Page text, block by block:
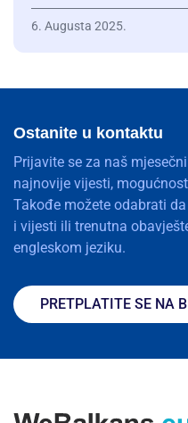
6. Augusta 2025.
Ostanite u kontaktu
Prijavite se za naš
najnovije vijesti,
Takođe možete odabrati
i vijesti ili trenutna
engleskom jeziku.
PRETPLATITE SE NA